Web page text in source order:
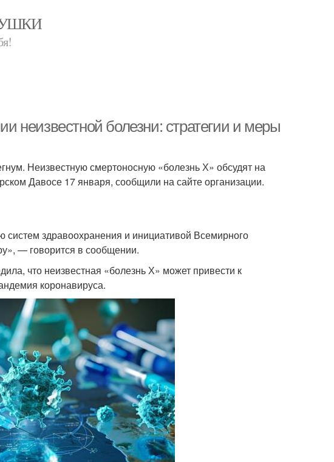
неизвестной болезни: стратегии и меры
Неизвестную смертоносную «болезнь Х» обсудят на
Давосе 17 января, сообщили на сайте организации.
систем здравоохранения и инициативой Всемирного
— говорится в сообщении.
что неизвестная «болезнь Х» может привести к
коронавируса.